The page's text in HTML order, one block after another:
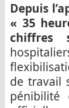
Depuis
« 35
chiffres
de travail
pénibilité